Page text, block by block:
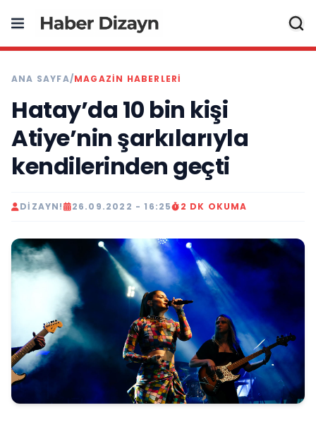
ANA SAYFA/MAGAZIN HABERLERI
Hatay’da 10 bin kişi
Atiye’nin şarkılarıyla
kendilerinden geçti
DIZAYN! 26.09.2022 - 16:25 2 DK OKUMA